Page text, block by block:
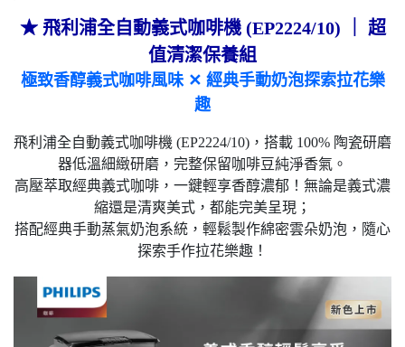
★ 飛利浦全自動義式咖啡機 (EP2224/10) ｜ 超
值清潔保養組
極致香醇義式咖啡風味 ✕ 經典手動奶泡探索拉花樂
趣
飛利浦全自動義式咖啡機 (EP2224/10)，搭載 100% 陶瓷研磨
器低溫細緻研磨，完整保留咖啡豆純淨香氣。
高壓萃取經典義式咖啡，一鍵輕享香醇濃郁！無論是義式濃
縮還是清爽美式，都能完美呈現；
搭配經典手動蒸氣奶泡系統，輕鬆製作綿密雲朵奶泡，隨心
探索手作拉花樂趣！